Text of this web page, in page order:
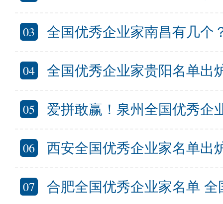
03 全国优秀企业家南昌有几个？
04 全国优秀企业家贵阳名单出炉 这
05 爱拼敢赢！泉州全国优秀企
06 西安全国优秀企业家名单出炉
07 合肥全国优秀企业家名单 全国优